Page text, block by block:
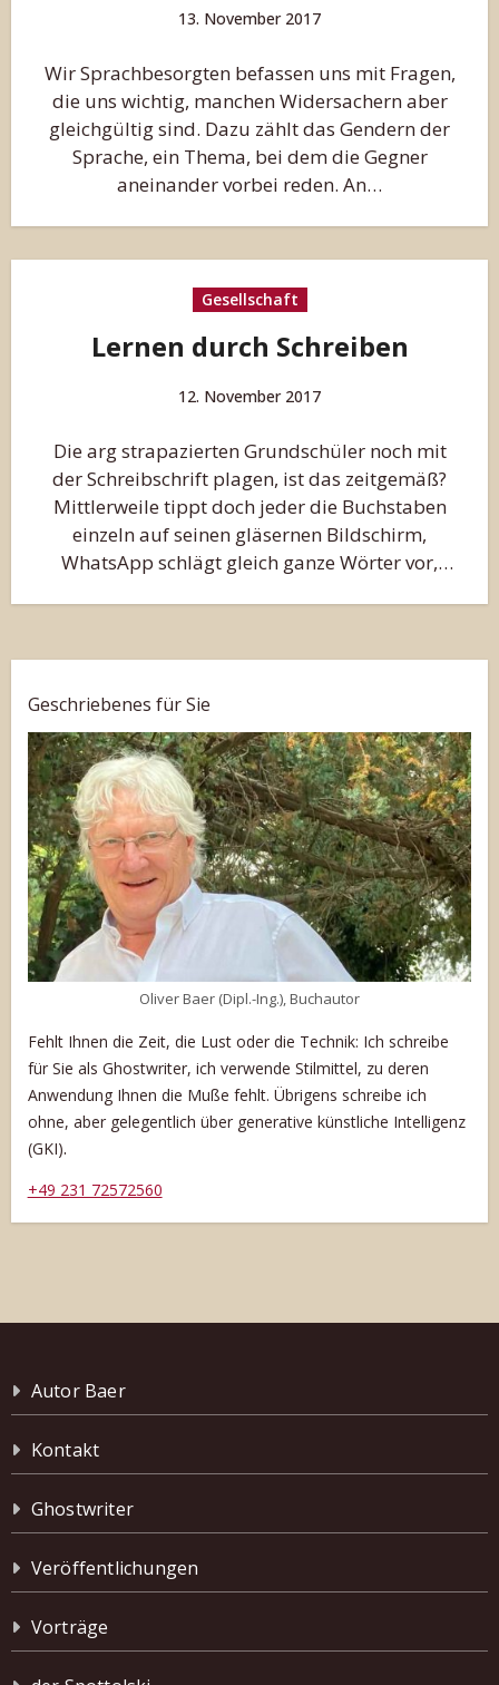
13. November 2017
Wir Sprachbesorgten befassen uns mit Fragen,
die uns wichtig, manchen Widersachern aber
gleichgültig sind. Dazu zählt das Gendern der
Sprache, ein Thema, bei dem die Gegner
aneinander vorbei reden. An…
Gesellschaft
Lernen durch Schreiben
12. November 2017
Die arg strapazierten Grundschüler noch mit
der Schreibschrift plagen, ist das zeitgemäß?
Mittlerweile tippt doch jeder die Buchstaben
einzeln auf seinen gläsernen Bildschirm,
WhatsApp schlägt gleich ganze Wörter vor,
Geschriebenes für Sie
Oliver Baer (Dipl.-Ing.), Buchautor
Fehlt Ihnen die Zeit, die Lust oder die Technik: Ich schreibe
für Sie als Ghostwriter, ich verwende Stilmittel, zu deren
Anwendung Ihnen die Muße fehlt. Übrigens schreibe ich
ohne, aber gelegentlich über generative künstliche Intelligenz
(GKI).
+49 231 72572560
Autor Baer
Kontakt
Ghostwriter
Veröffentlichungen
Vorträge